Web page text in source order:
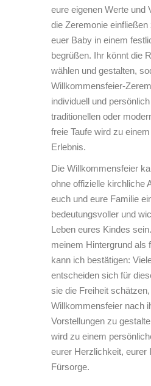
eure eigenen Werte und
die Zeremonie
euer Baby in einem
begrüßen. Ihr könnt die
wählen und gestalten,
Willkommensfeier-
individuell und
traditionellen oder
freie Taufe wird zu
Erlebnis.
Die Willkommensfeier
ohne offizielle kirchliche
euch und eure Familie
bedeutungsvoller und
Leben eures Kindes
meinem Hintergrund als
kann ich bestätigen:
entscheiden sich für
sie die Freiheit
Willkommensfeier nach
Vorstellungen zu
wird zu einem
eurer Herzlichkeit, eurer
Fürsorge.